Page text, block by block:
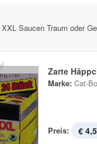
XXL Saucen Traum oder
Zarte
Marke: Cat-
Preis: €